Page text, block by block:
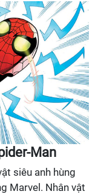
Man
siêu anh hùng
Marvel. Nhân vật